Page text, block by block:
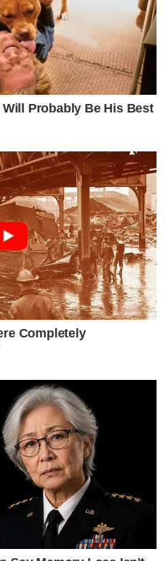
Probably Be His Best
Completely